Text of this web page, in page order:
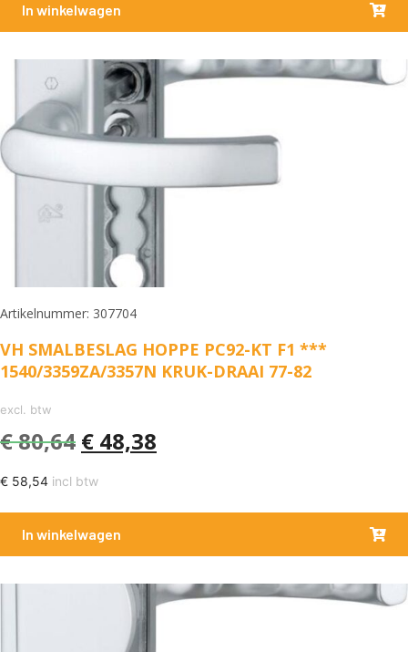
In winkelwagen
Artikelnummer: 307704
VH SMALBESLAG HOPPE PC92-KT F1 ***
1540/3359ZA/3357N KRUK-DRAAI 77-82
excl. btw
€80,64 € 48,38
€ 58,54 incl btw
In winkelwagen